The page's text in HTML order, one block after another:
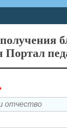
Портал